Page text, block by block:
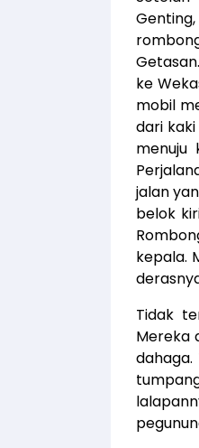
ke
mobil
dari
menuju
jalan
belok
kepala.
Tidak
Mereka